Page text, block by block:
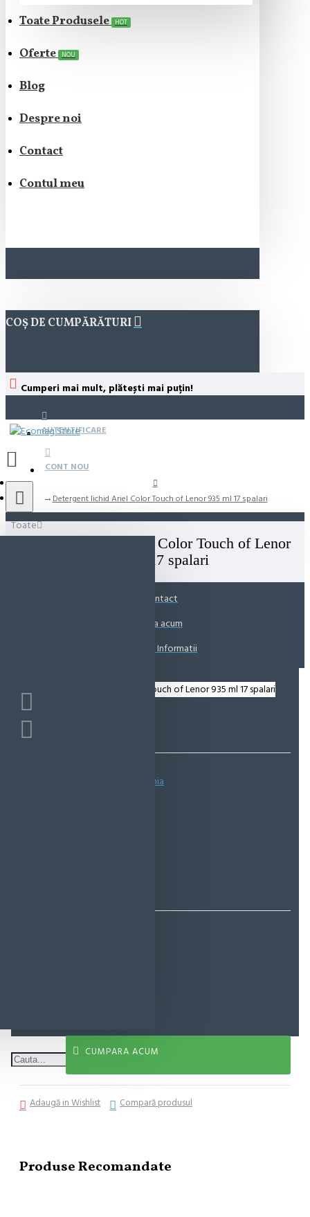
Toate Produsele HOT
Oferte NOU
Blog
Despre noi
Contact
Contul meu
COȘ DE CUMPĂRĂTURI
Cumperi mai mult, plătești mai puțin!
AUTENTIFICARE
CONT NOU
Toate
Detergent lichid Ariel Color Touch of Lenor 935 ml 17 spalari
Detergent lichid Ariel Color Touch of Lenor
935 ml 17 spalari
Contact
Suna acum
Solicita Informatii
Spune-ţi opinia
CUMPARA ACUM
Adaugă in Wishlist Compară produsul
Produse Recomandate